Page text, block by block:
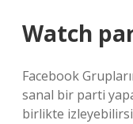
Watch
Facebook
sanal bir parti
birlikte